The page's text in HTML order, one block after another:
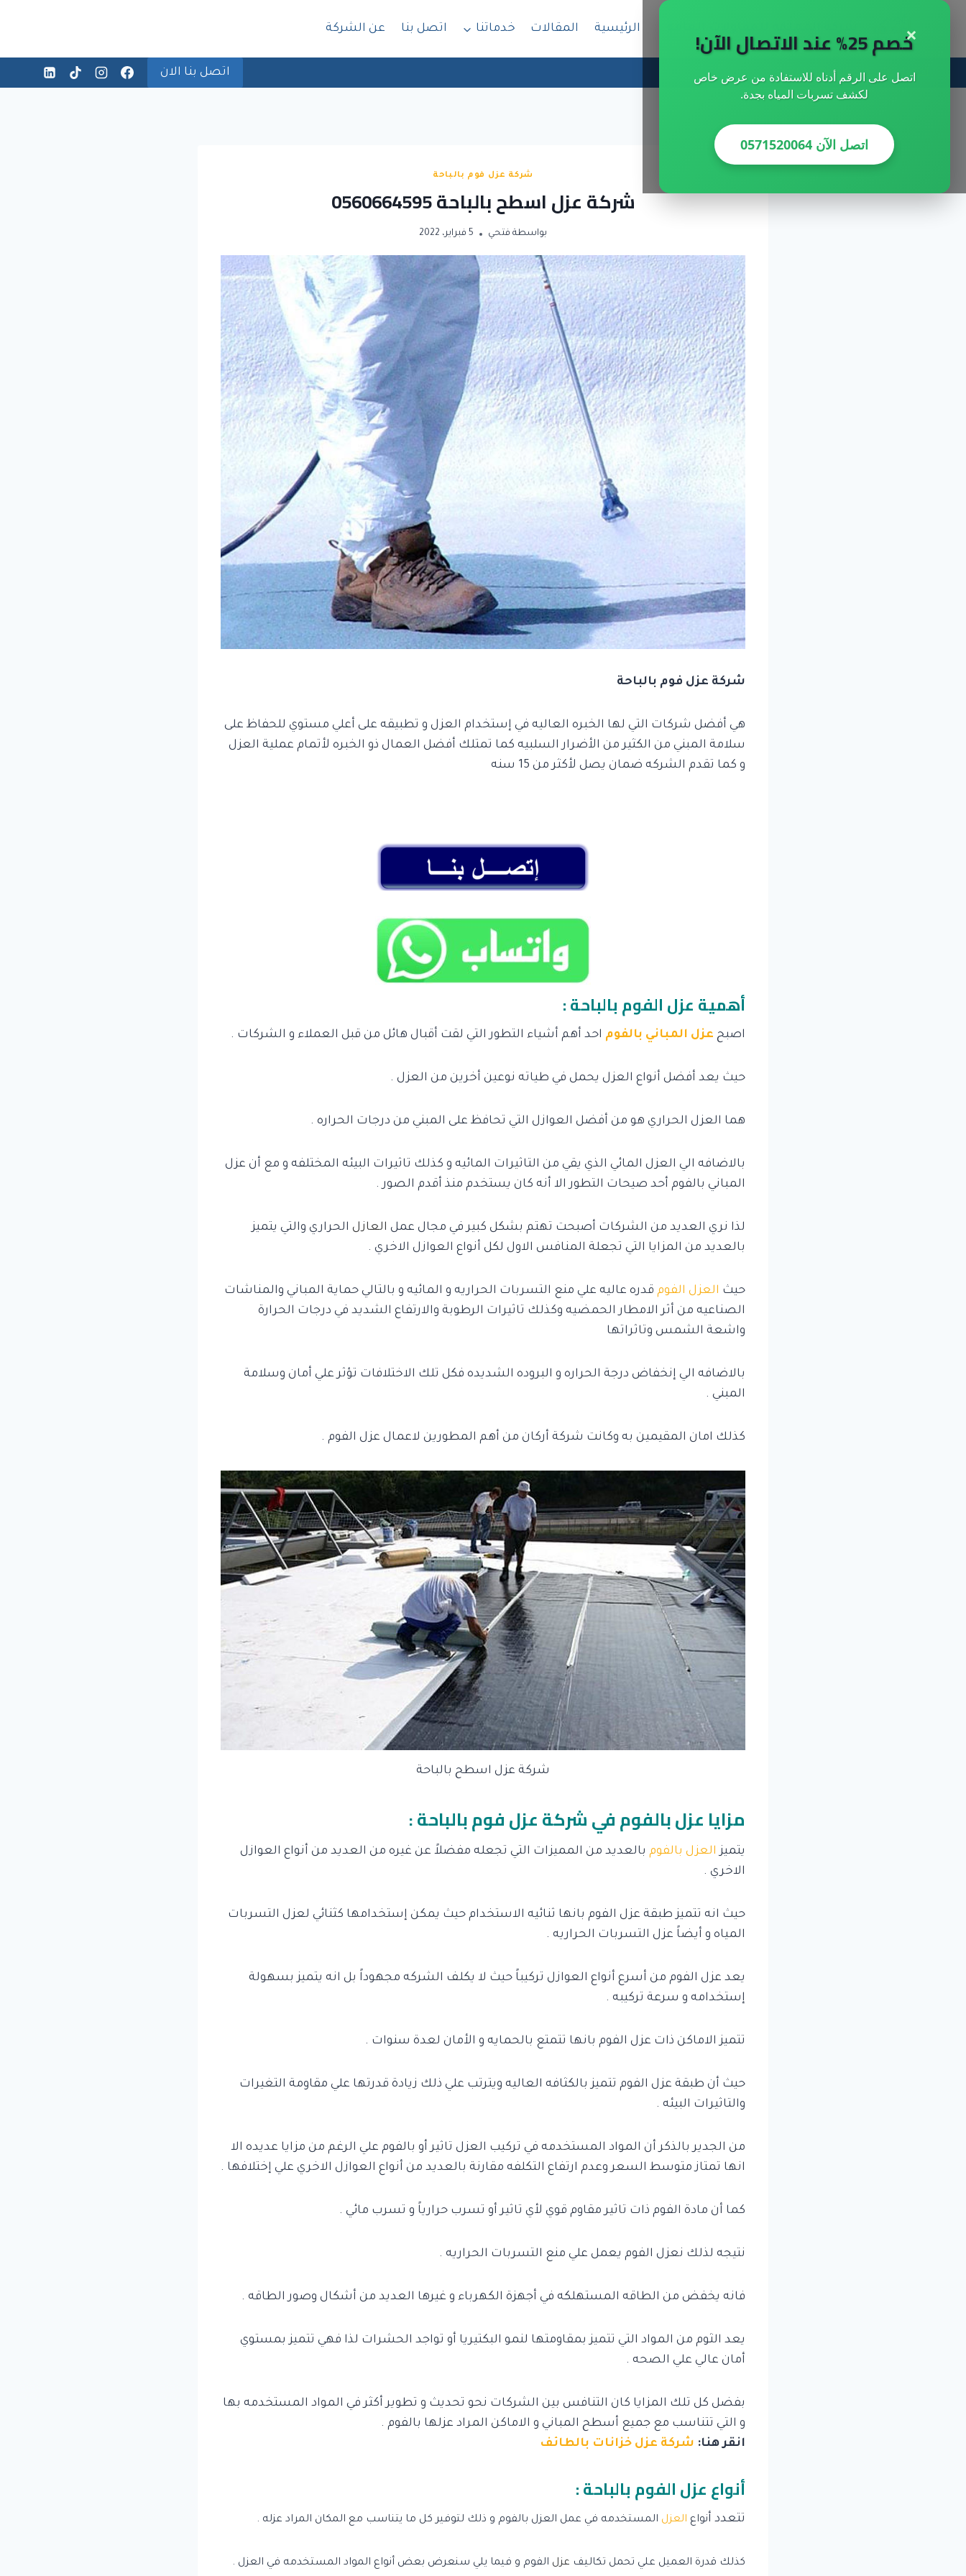
×
خصم 25% عند الاتصال الآن!
اتصل على الرقم أدناه للاستفادة من عرض خاص
لكشف تسربات المياه بجدة.
اتصل الآن 0571520064
التجاوز
الرئيسية المقالات خدماتنا اتصل بنا عن الشركة
احصل علي خصم خاص الان اتصل بنا الان
شركة عزل فوم بالباحة
شركة عزل اسطح بالباحة 0560664595
بواسطة فتحي 5 فبراير، 2022
شركة عزل فوم بالباحة
هي أفضل شركات التي لها الخبره العاليه في إستخدام العزل و تطبيقه على أعلي مستوي للحفاظ على
سلامة المبني من الكثير من الأضرار السلبيه كما تمتلك أفضل العمال ذو الخبره لأتمام عملية العزل
و كما تقدم الشركه ضمان يصل لأكثر من 15 سنه
أهمية عزل الفوم بالباحة :
اصبح عزل المباني بالفوم احد أهم أشياء التطور التي لقت أقبال هائل من قبل العملاء و الشركات .
حيث يعد أفضل أنواع العزل يحمل في طياته نوعين أخرين من العزل .
هما العزل الحراري هو من أفضل العوازل التي تحافظ على المبني من درجات الحراره .
بالاضافه الي العزل المائي الذي يقي من التاثيرات المائيه و كذلك تاثيرات البيئه المختلفه و مع أن عزل
المباني بالفوم أحد صيحات التطور الا أنه كان يستخدم منذ أقدم الصور .
لذا نري العديد من الشركات أصبحت تهتم بشكل كبير في مجال عمل العازل الحراري والتي يتميز
بالعديد من المزايا التي تجعلة المنافس الاول لكل أنواع العوازل الاخري .
حيث العزل الفوم قدره عاليه علي منع التسربات الحراريه و المائيه و بالتالي حماية المباني والمناشات
الصناعيه من أثر الامطار الحمضيه وكذلك تاثيرات الرطوبة والارتفاع الشديد في درجات الحرارة
واشعة الشمس وتاثراتها
بالاضافه الي إنخفاض درجة الحراره و البروده الشديده فكل تلك الاختلافات تؤثر علي أمان وسلامة
المبني .
كذلك امان المقيمين به وكانت شركة أركان من أهم المطورين لاعمال عزل الفوم .
شركة عزل اسطح بالباحة
مزايا عزل بالفوم في شركة عزل فوم بالباحة :
يتميز العزل بالفوم بالعديد من المميزات التي تجعله مفضلاً عن غيره من العديد من أنواع العوازل
الاخري .
حيث انه تتميز طبقة عزل الفوم بانها ثنائيه الاستخدام حيث يمكن إستخدامها كثنائي لعزل التسربات
المياه و أيضاً عزل التسربات الحراريه .
يعد عزل الفوم من أسرع أنواع العوازل تركيباً حيث لا يكلف الشركه مجهوداً بل انه يتميز بسهولة
إستخدامه و سرعة تركيبه .
تتميز الاماكن ذات عزل الفوم بانها تتمتع بالحمايه و الأمان لعدة سنوات .
حيث أن طبقة عزل الفوم تتميز بالكثافه العاليه ويترتب علي ذلك زيادة قدرتها علي مقاومة التغيرات
والتاثيرات البيئه .
من الجدير بالذكر أن المواد المستخدمه في تركيب العزل تاثير أو بالفوم علي الرغم من مزايا عديده الا
انها تمتاز متوسط السعر وعدم ارتفاع التكلفه مقارنة بالعديد من أنواع العوازل الاخري علي إختلافها .
كما أن مادة الفوم ذات تاثير مقاوم قوي لأي تاثير أو تسرب حرارياً و تسرب مائي .
نتيجه لذلك نعزل الفوم يعمل علي منع التسربات الحراريه .
فانه يخفض من الطاقه المستهلكه في أجهزة الكهرباء و غيرها العديد من أشكال وصور الطاقه .
يعد الثوم من المواد التي تتميز بمقاومتها لنمو البكتيريا أو تواجد الحشرات لذا فهي تتميز بمستوي
أمان عالي علي الصحه .
بفضل كل تلك المزايا كان التنافس بين الشركات نحو تحديث و تطوير أكثر في المواد المستخدمه بها
و التي تتناسب مع جميع أسطح المباني و الاماكن المراد عزلها بالفوم .
انقر هنا: شركة عزل خزانات بالطائف
أنواع عزل الفوم بالباحة :
تتعدد أنواع العزل المستخدمه في عمل العزل بالفوم و ذلك لتوفير كل ما يتناسب مع المكان المراد عزله .
كذلك قدرة العميل علي تحمل تكاليف عزل الفوم و فيما يلي سنعرض بعض أنواع المواد المستخدمه في العزل .